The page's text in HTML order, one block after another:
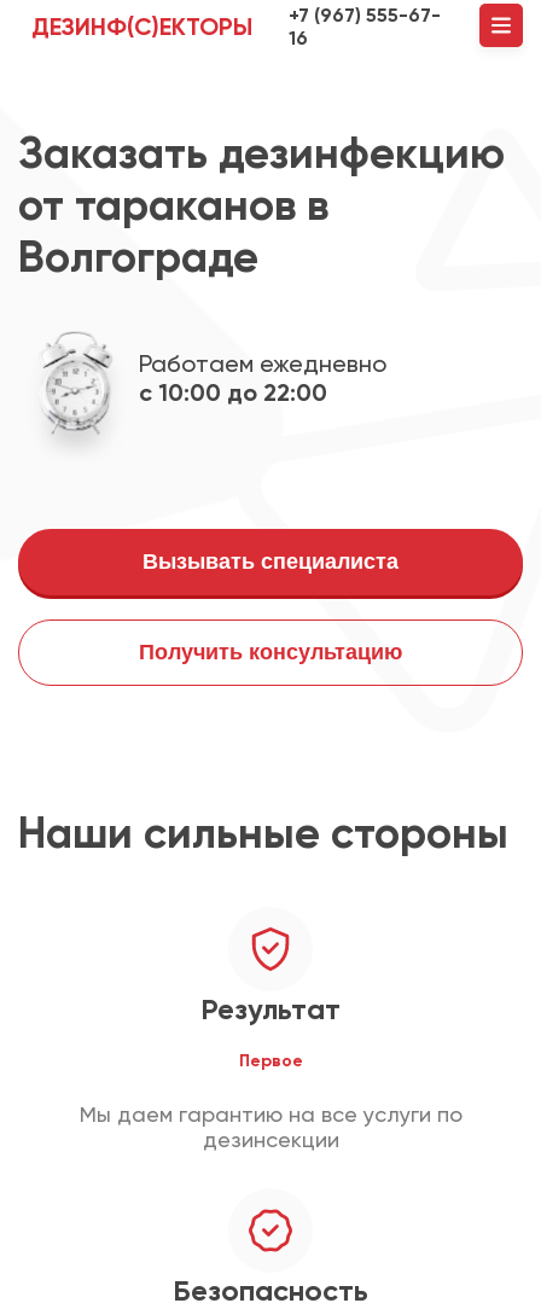
ДЕЗИНФ(С)ЕКТОРЫ
+7 (967) 555-67-
16
Заказать дезинфекцию
от тараканов в
Волгограде
Работаем ежедневно
с 10:00 до 22:00
Вызывать специалиста
Получить консультацию
Наши сильные стороны
Результат
Первое
Мы даем гарантию на все услуги по
дезинсекции
Безопасность